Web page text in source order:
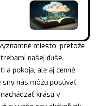
miesto, pretože
našej duše.
a pokoja, ale aj cenné
nás môžu posúvať
krásu v